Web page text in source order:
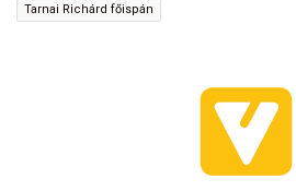
Tarnai Richárd főispán